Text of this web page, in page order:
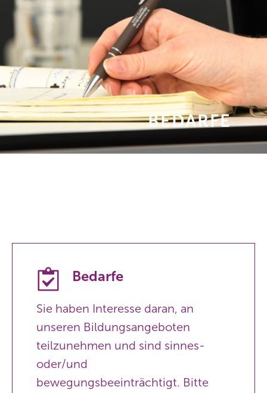
BEDARFE
Bedarfe
Sie haben Interesse daran, an
unseren Bildungsangeboten
teilzunehmen und sind sinnes-
oder/und
bewegungsbeeinträchtigt. Bitte